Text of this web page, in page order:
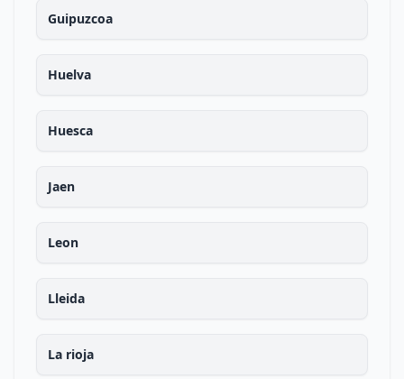
Guipuzcoa
Huelva
Huesca
Jaen
Leon
Lleida
La rioja